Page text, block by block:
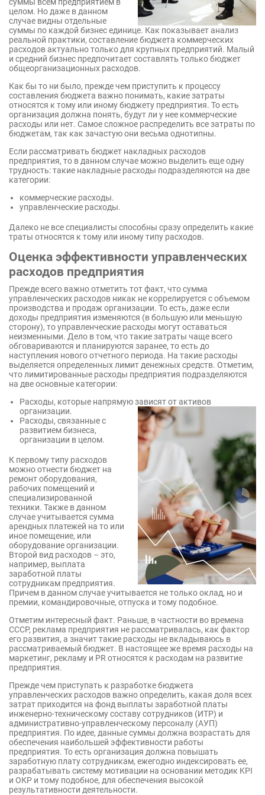
целом. Но даже в данном
случае видны отдельные
суммы по каждой бизнес единице. Как показывает анализ
реальной практики, составление бюджета коммерческих
расходов актуально только для крупных предприятий. Малый
и средний бизнес предпочитает составлять только бюджет
общеорганизационных расходов.
Как бы то ни было, прежде чем приступить к процессу
составления бюджета важно понимать, какие затраты
относятся к тому или иному бюджету предприятия. То есть
организация должна понять, будут ли у нее коммерческие
расходы или нет. Самое сложное распределить все затраты по
бюджетам, так как зачастую они весьма однотипны.
Если рассматривать бюджет накладных расходов
предприятия, то в данном случае можно выделить еще одну
трудность: такие накладные расходы подразделяются на две
категории:
коммерческие расходы.
управленческие расходы.
Далеко не все специалисты способны сразу определить какие
траты относятся к тому или иному типу расходов.
Оценка эффективности управленческих
расходов предприятия
Прежде всего важно отметить тот факт, что сумма
управленческих расходов никак не коррелируется с объемом
производства и продаж организации. То есть, даже если
доходы предприятия изменяются (в большую или меньшую
сторону), то управленческие расходы могут оставаться
неизменными. Дело в том, что такие затраты чаще всего
обговариваются и планируются заранее, то есть до
наступления нового отчетного периода. На такие расходы
выделяется определенных лимит денежных средств. Отметим,
что лимитированные расходы предприятия подразделяются
на две основные категории:
Расходы, которые напрямую зависят от активов
организации.
Расходы, связанные с
развитием бизнеса,
организации в целом.
К первому типу расходов
можно отнести бюджет на
ремонт оборудования,
рабочих помещений и
специализированной
техники. Также в данном
случае учитывается сумма
арендных платежей на то или
иное помещение, или
оборудование организации.
Второй вид расходов – это,
например, выплата
заработной платы
сотрудникам предприятия.
Причем в данном случае учитывается не только оклад, но и
премии, командировочные, отпуска и тому подобное.
Отметим интересный факт. Раньше, в частности во времена
СССР, реклама предприятия не рассматривалась, как фактор
его развития, а значит такие расходы не вкладываюсь в
рассматриваемый бюджет. В настоящее же время расходы на
маркетинг, рекламу и PR относятся к расходам на развитие
предприятия.
Прежде чем приступать к разработке бюджета
управленческих расходов важно определить, какая доля всех
затрат приходится на фонд выплаты заработной платы
инженерно-техническому составу сотрудников (ИТР) и
административно-управленческому персоналу (АУП)
предприятия. По идее, данные суммы должна возрастать для
обеспечения наибольшей эффективности работы
предприятия. То есть организация должна повышать
заработную плату сотрудникам, ежегодно индексировать ее,
разрабатывать систему мотивации на основании методик KPI
и ОКР и тому подобное, для обеспечения высокой
результативности деятельности.